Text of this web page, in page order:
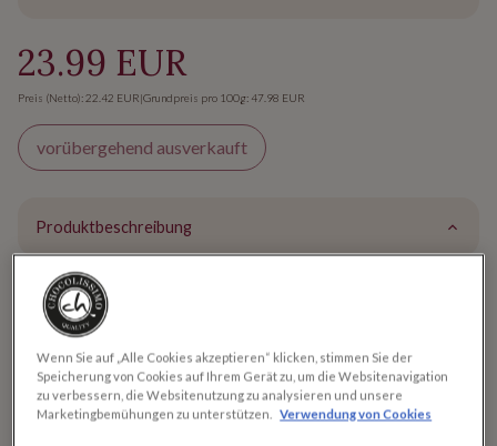
23.99 EUR
Preis (Netto): 22.42 EUR|Grundpreis pro 100g: 47.98 EUR
vorübergehend ausverkauft
Produktbeschreibung
Handgefertigte Pralinen: 'Glamour
XS' - Ein exquisites Geschenk für
Feinschmecker!
Die ' Glamour XS' enthält vier leckere, handgefertigte
Wenn Sie auf „Alle Cookies akzeptieren“ klicken, stimmen Sie der
Speicherung von Cookies auf Ihrem Gerät zu, um die Websitenavigation
zu verbessern, die Websitenutzung zu analysieren und unsere
Marketingbemühungen zu unterstützen.
Verwendung von Cookies